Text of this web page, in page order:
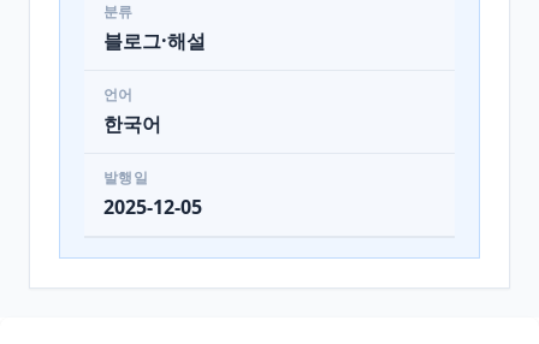
분류
블로그·해설
언어
한국어
발행일
2025-12-05